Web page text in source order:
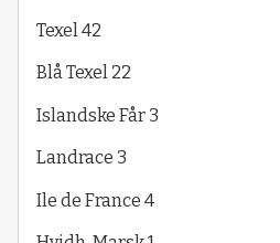
Texel 42
Blå Texel 22
Islandske Får 3
Landrace 3
Ile de France 4